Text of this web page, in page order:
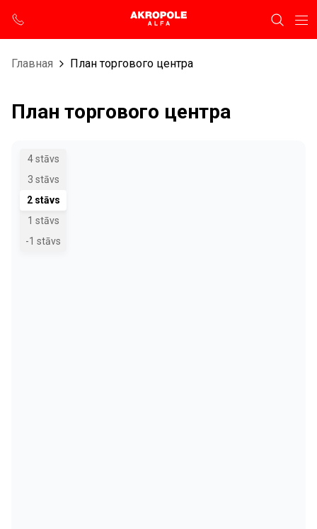
Главная План торгового центра
План торгового центра